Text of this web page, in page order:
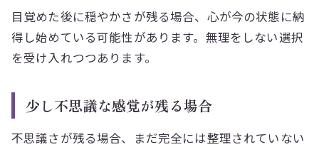
目覚めた後に穏やかさが残る場合、心が今の状態に納
得し始めている可能性があります。無理をしない選択
を受け入れつつあります。
少し不思議な感覚が残る場合
不思議さが残る場合、まだ完全には整理されていない